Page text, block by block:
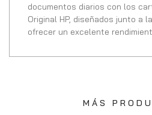
documentos diarios con los
Original HP, diseñados junto a
ofrecer un excelente
MÁS